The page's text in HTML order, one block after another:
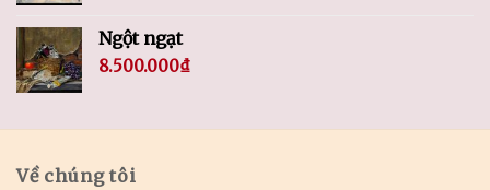
Ngột ngạt
8.500.000₫
Về chúng tôi